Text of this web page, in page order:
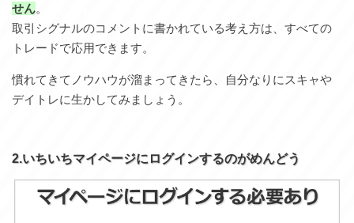
せん。
取引シグナルのコメントに書かれている考え方は、すべての
トレードで応用できます。
慣れてきてノウハウが溜まってきたら、自分なりにスキャや
デイトレに生かしてみましょう。
2.いちいちマイページにログインするのがめんどう